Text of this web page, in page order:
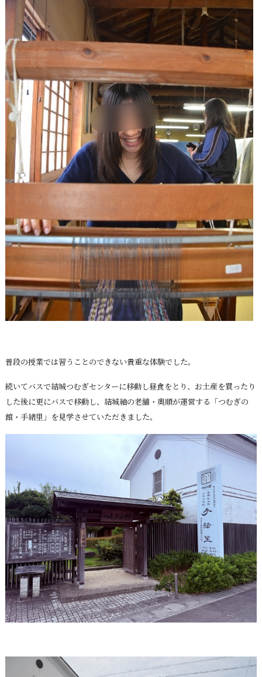
普段の授業では習うことのできない貴重な体験でした。
続いてバスで結城つむぎセンターに移動し昼食をとり、お土産を買ったり
した後に更にバスで移動し、結城紬の老舗・奥順が運営する「つむぎの
館・手緖里」を見学させていただきました。